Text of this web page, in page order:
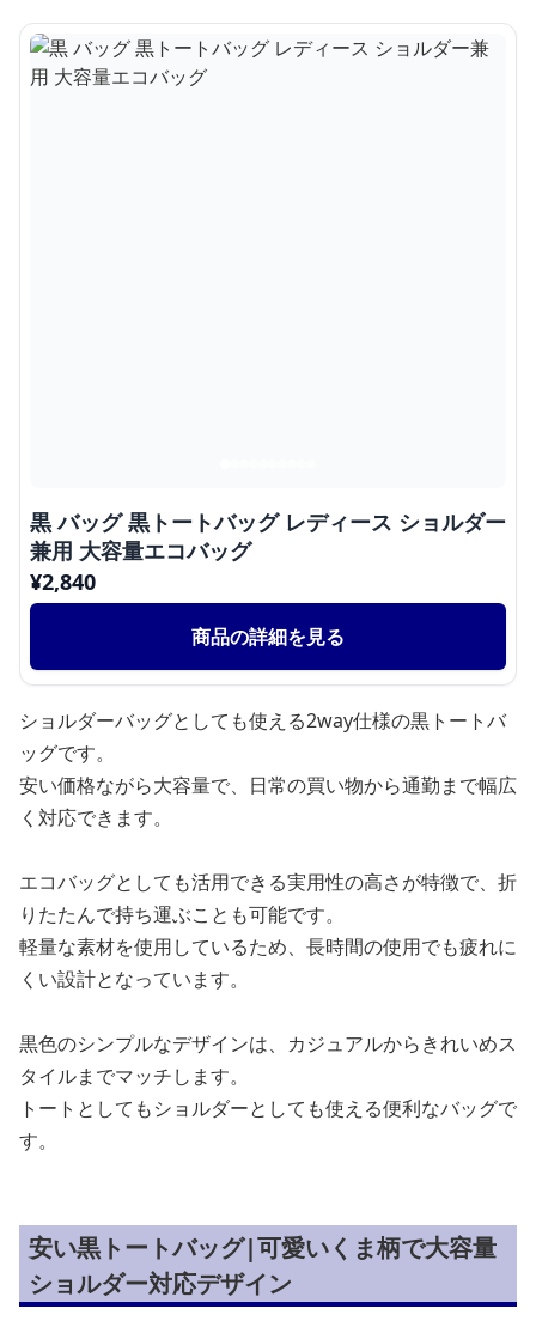
黒 バッグ 黒トートバッグ レディース ショルダー
兼用 大容量エコバッグ
¥2,840
商品の詳細を見る
ショルダーバッグとしても使える2way仕様の黒トートバ
ッグです。
安い価格ながら大容量で、日常の買い物から通勤まで幅広
く対応できます。
エコバッグとしても活用できる実用性の高さが特徴で、折
りたたんで持ち運ぶことも可能です。
軽量な素材を使用しているため、長時間の使用でも疲れに
くい設計となっています。
黒色のシンプルなデザインは、カジュアルからきれいめス
タイルまでマッチします。
トートとしてもショルダーとしても使える便利なバッグで
す。
安い黒トートバッグ|可愛いくま柄で大容量
ショルダー対応デザイン